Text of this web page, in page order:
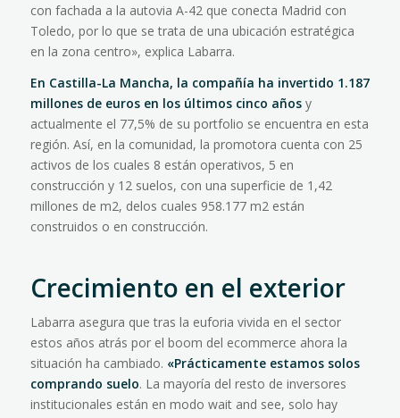
con fachada a la autovia A-42 que conecta Madrid con
Toledo, por lo que se trata de una ubicación estratégica
en la zona centro», explica Labarra.
En Castilla-La Mancha, la compañía ha invertido 1.187
millones de euros en los últimos cinco añosy
actualmente el 77,5% de su portfolio se encuentra en esta
región. Así, en la comunidad, la promotora cuenta con 25
activos de los cuales 8 están operativos, 5 en
construcción y 12 suelos, con una superficie de 1,42
millones de m2, delos cuales 958.177 m2 están
construidos o en construcción.
Crecimiento en el exterior
Labarra asegura que tras la euforia vivida en el sector
estos años atrás por el boom del ecommerce ahora la
situación ha cambiado. «Prácticamente estamos solos
comprando suelo. La mayoría del resto de inversores
institucionales están en modo wait and see, solo hay